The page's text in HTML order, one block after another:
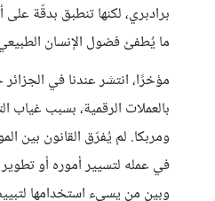
برادبري، لكنها تنطبق بدقّة
ما يُطفئ فضول الإنسان
مؤخرًا، انتشر عندنا في
بالعملات الرقمية، بسبب غياب
ومربكا. لم يُفرّق القانون بين
في عمله لتسيير أموره أو
وبين من يسيء استخدامها